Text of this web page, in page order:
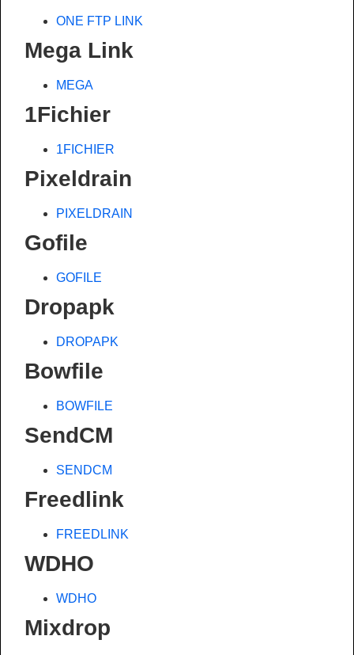
ONE FTP LINK
Mega Link
MEGA
1Fichier
1FICHIER
Pixeldrain
PIXELDRAIN
Gofile
GOFILE
Dropapk
DROPAPK
Bowfile
BOWFILE
SendCM
SENDCM
Freedlink
FREEDLINK
WDHO
WDHO
Mixdrop